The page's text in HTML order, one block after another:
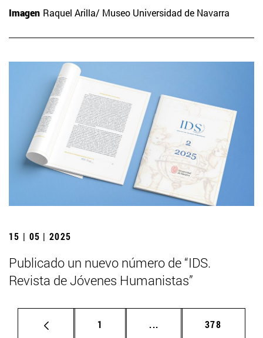
Imagen Raquel Arilla/ Museo Universidad de Navarra
15 | 05 | 2025
Publicado un nuevo número de “IDS.
Revista de Jóvenes Humanistas”
Página
1 ... Páginas intermedias
Página
378